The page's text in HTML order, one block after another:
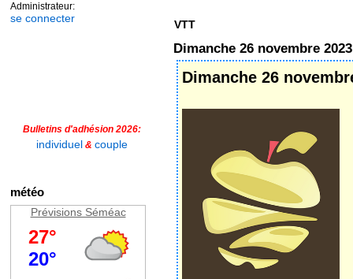
Administrateur:
se connecter
Bulletins d'adhésion 2026:
individuel & couple
météo
Prévisions Séméac
VTT
Dimanche 26 novembre 2023
Dimanche 26